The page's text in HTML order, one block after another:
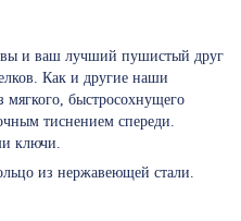
вы и ваш лучший пушистый друг
Как и другие наши
мягкого, быстросохнущего
тиснением спереди.
ключи.
из нержавеющей стали.